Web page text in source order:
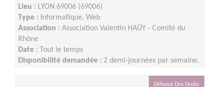
Lieu : LYON 69006 (69006)
Type :
Informatique, Web
Association : Association Valentin HAÜY - Comité du
Rhône
Date :
Tout le temps
Disponibilité demandée : 2 demi-journées par semaine.
Défense Des Droits